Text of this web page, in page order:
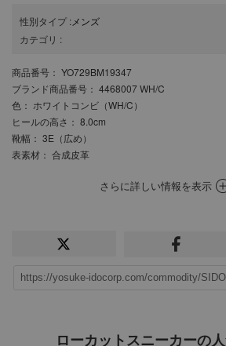
性別タイプ :メンズ
カテゴリ :
商品番号 ： YO729BM19347
ブランド商品番号 ： 4468007 WH/C
色 ： ホワイトコンビ（WH/C）
ヒールの高さ ： 8.0cm
靴幅 ： 3E（広め）
表素材 ： 合成皮革
さらに詳しい情報を表示
ローカットスニーカーの